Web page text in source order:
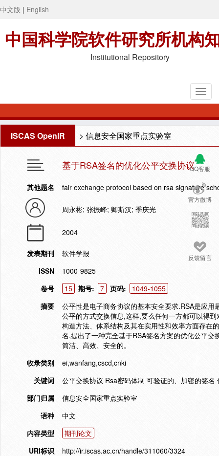
中文版 | English
中国科学院软件研究所机构
Institutional Repository
ISCAS OpenIR > 信息安全国家重点实验室
QQ客服
官方微博
反馈留言
基于RSA签名的优化公平交换协议
其他题名 fair exchange protocol based on rsa signature
周永彬; 张振峰; 卿斯汉; 季庆光
2004
发表期刊
软件学报
ISSN
1000-9825
卷号
15 期号: 7 页码:
1049-1055
摘要
公平性是电子商务协议的基本安全要求.RSA是应
公平的方式交换信息,这样,要么任何一方都可以得
构造方法、体系结构及其在实用性和效率方面存在
名,提出了一种完全基于RSA签名方案的优化公平
简洁、高效、安全的。
收录类别
ei,wanfang,cscd,cnki
关键词
公平交换协议 Rsa密码体制 可验证的、加密的签名
部门归属
信息安全国家重点实验室
语种
中文
内容类型
期刊论文
URI标识
http://ir.iscas.ac.cn/handle/311060/3324